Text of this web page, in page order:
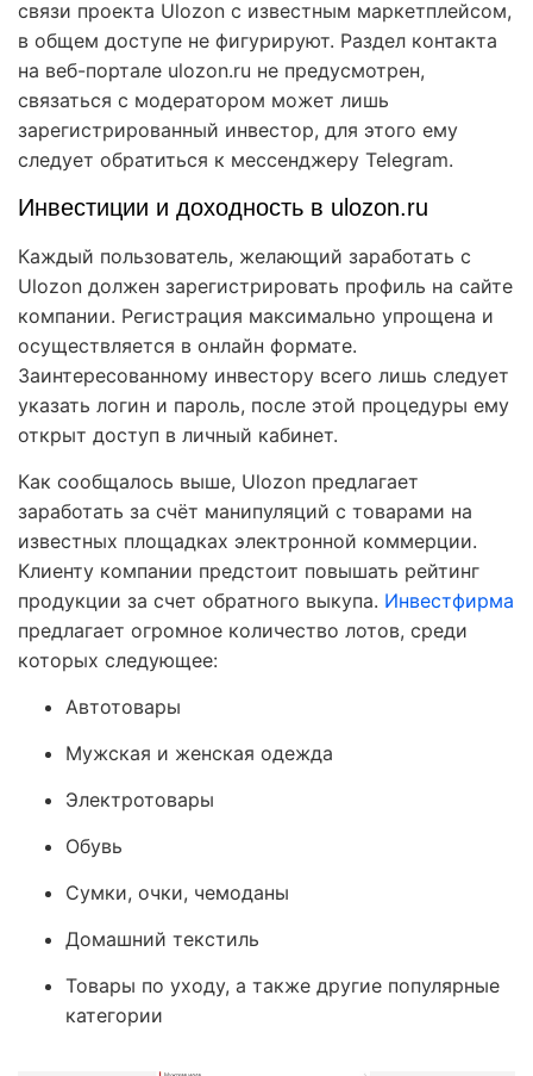
связи проекта Ulozon с известным маркетплейсом,
в общем доступе не фигурируют. Раздел контакта
на веб-портале ulozon.ru не предусмотрен,
связаться с модератором может лишь
зарегистрированный инвестор, для этого ему
следует обратиться к мессенджеру Telegram.
Инвестиции и доходность в ulozon.ru
Каждый пользователь, желающий заработать с
Ulozon должен зарегистрировать профиль на сайте
компании. Регистрация максимально упрощена и
осуществляется в онлайн формате.
Заинтересованному инвестору всего лишь следует
указать логин и пароль, после этой процедуры ему
открыт доступ в личный кабинет.
Как сообщалось выше, Ulozon предлагает
заработать за счёт манипуляций с товарами на
известных площадках электронной коммерции.
Клиенту компании предстоит повышать рейтинг
продукции за счет обратного выкупа. Инвестфирма
предлагает огромное количество лотов, среди
которых следующее:
Автотовары
Мужская и женская одежда
Электротовары
Обувь
Сумки, очки, чемоданы
Домашний текстиль
Товары по уходу, а также другие популярные
категории